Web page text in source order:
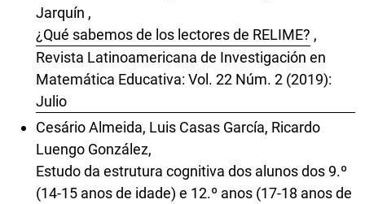
Jarquín ,
¿Qué sabemos de los lectores de RELIME? ,
Revista Latinoamericana de Investigación en
Matemática Educativa: Vol. 22 Núm. 2 (2019):
Julio
Cesário Almeida, Luis Casas García, Ricardo
Luengo González,
Estudo da estrutura cognitiva dos alunos dos 9.º
(14-15 anos de idade) e 12.º anos (17-18 anos de